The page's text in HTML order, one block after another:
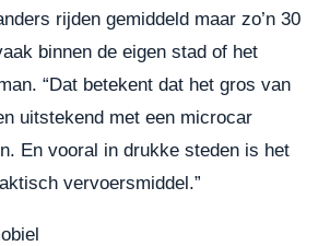
rijden gemiddeld maar zo’n 30
binnen de eigen stad of het
“Dat betekent dat het gros van
uitstekend met een microcar
En vooral in drukke steden is het
vervoersmiddel.”